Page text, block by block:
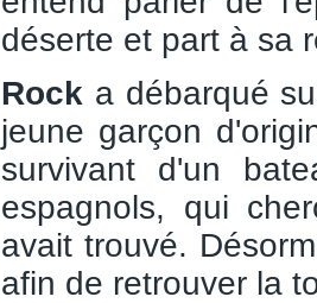
déserte et part à sa
Rock a débarqué
jeune garçon
survivant d'un
espagnols, qui
avait trouvé.
afin de retrouver la